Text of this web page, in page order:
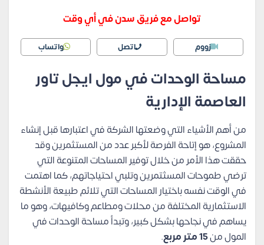
تواصل مع فريق سدن في أي وقت
زووم اتصل واتساب
مساحة الوحدات في مول ايجل تاور
العاصمة الإدارية
من أهم الأشياء التي وضعتها الشركة في اعتبارها قبل إنشاء
المشروع، هو إتاحة الفرصة لأكبر عدد من المستثمرين وقد
حققت هذا الأمر من خلال توفير المساحات المتنوعة التي
ترضي طموحات المسثتمرين وتلبي احتياجاتهم، كما اهتمت
في الوقت نفسه باختيار المساحات التي تلائم طبيعة الأنشطة
الاستثمارية المختلفة من محلات ومطاعم وكافيهات، وهو ما
يساهم في نجاحها بشكل كبير، وتبدأ مساحة الوحدات في
المول من15 متر مربع
.